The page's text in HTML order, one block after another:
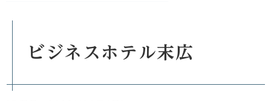
ビジネスホテル末広